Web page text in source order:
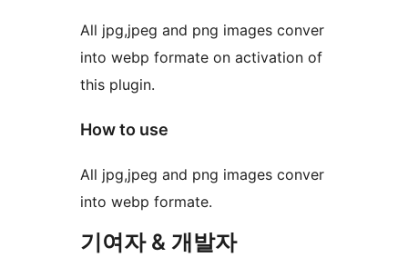
All jpg,jpeg and png images conver
into webp formate on activation of
this plugin.
How to use
All jpg,jpeg and png images conver
into webp formate.
기여자 & 개발자